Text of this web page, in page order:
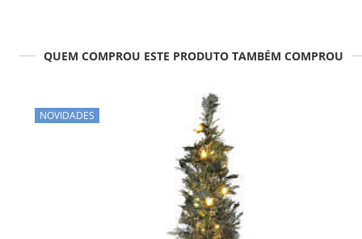
QUEM COMPROU ESTE PRODUTO TAMBÉM COMPROU
NOVIDADES